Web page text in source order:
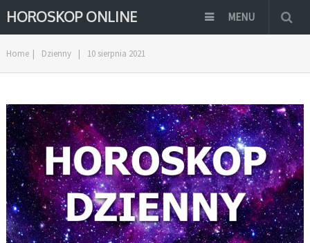
HOROSKOP ONLINE MENU
Home | Dzienny | 10 sierpnia 2021